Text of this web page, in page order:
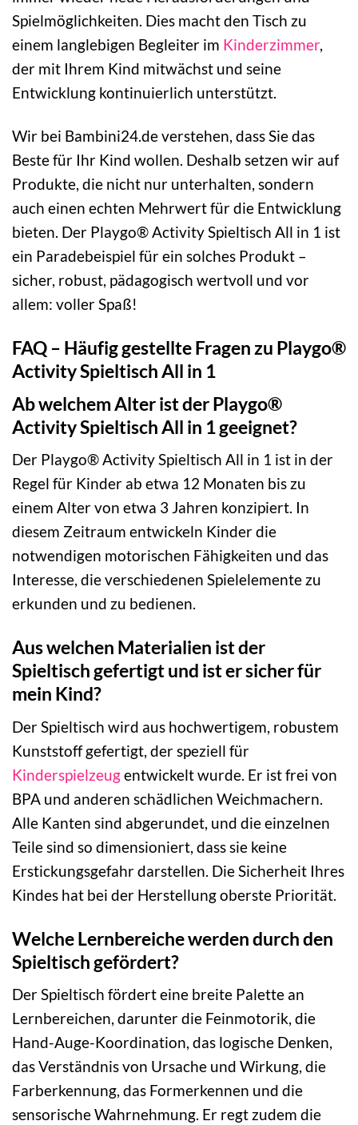
Spielmöglichkeiten. Dies macht den Tisch zu
einem langlebigen Begleiter im Kinderzimmer,
der mit Ihrem Kind mitwächst und seine
Entwicklung kontinuierlich unterstützt.
Wir bei Bambini24.de verstehen, dass Sie das
Beste für Ihr Kind wollen. Deshalb setzen wir auf
Produkte, die nicht nur unterhalten, sondern
auch einen echten Mehrwert für die Entwicklung
bieten. Der Playgo® Activity Spieltisch All in 1 ist
ein Paradebeispiel für ein solches Produkt –
sicher, robust, pädagogisch wertvoll und vor
allem: voller Spaß!
FAQ – Häufig gestellte Fragen zu Playgo®
Activity Spieltisch All in 1
Ab welchem Alter ist der Playgo®
Activity Spieltisch All in 1 geeignet?
Der Playgo® Activity Spieltisch All in 1 ist in der
Regel für Kinder ab etwa 12 Monaten bis zu
einem Alter von etwa 3 Jahren konzipiert. In
diesem Zeitraum entwickeln Kinder die
notwendigen motorischen Fähigkeiten und das
Interesse, die verschiedenen Spielelemente zu
erkunden und zu bedienen.
Aus welchen Materialien ist der
Spieltisch gefertigt und ist er sicher für
mein Kind?
Der Spieltisch wird aus hochwertigem, robustem
Kunststoff gefertigt, der speziell für
Kinderspielzeugentwickelt wurde. Er ist frei von
BPA und anderen schädlichen Weichmachern.
Alle Kanten sind abgerundet, und die einzelnen
Teile sind so dimensioniert, dass sie keine
Erstickungsgefahr darstellen. Die Sicherheit Ihres
Kindes hat bei der Herstellung oberste Priorität.
Welche Lernbereiche werden durch den
Spieltisch gefördert?
Der Spieltisch fördert eine breite Palette an
Lernbereichen, darunter die Feinmotorik, die
Hand-Auge-Koordination, das logische Denken,
das Verständnis von Ursache und Wirkung, die
Farberkennung, das Formerkennen und die
sensorische Wahrnehmung. Er regt zudem die